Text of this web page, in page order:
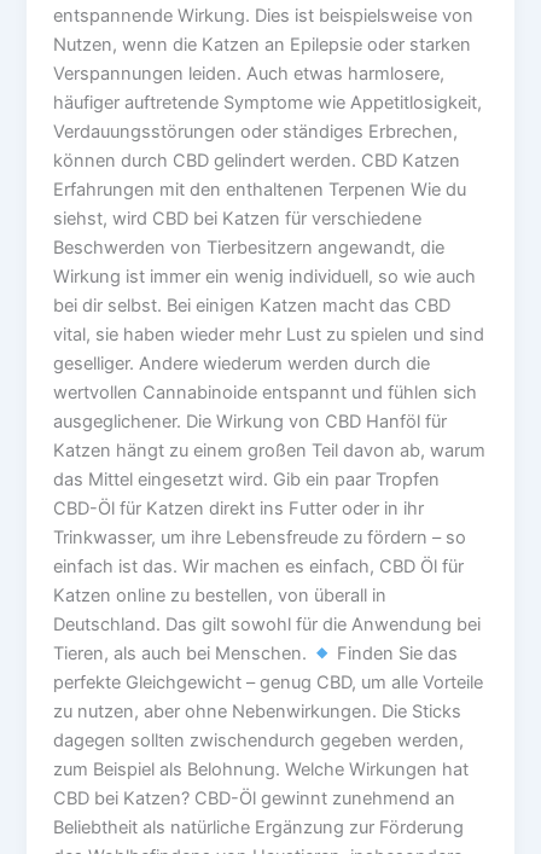
entspannende Wirkung. Dies ist beispielsweise von
Nutzen, wenn die Katzen an Epilepsie oder starken
Verspannungen leiden. Auch etwas harmlosere,
häufiger auftretende Symptome wie Appetitlosigkeit,
Verdauungsstörungen oder ständiges Erbrechen,
können durch CBD gelindert werden. CBD Katzen
Erfahrungen mit den enthaltenen Terpenen Wie du
siehst, wird CBD bei Katzen für verschiedene
Beschwerden von Tierbesitzern angewandt, die
Wirkung ist immer ein wenig individuell, so wie auch
bei dir selbst. Bei einigen Katzen macht das CBD
vital, sie haben wieder mehr Lust zu spielen und sind
geselliger. Andere wiederum werden durch die
wertvollen Cannabinoide entspannt und fühlen sich
ausgeglichener. Die Wirkung von CBD Hanföl für
Katzen hängt zu einem großen Teil davon ab, warum
das Mittel eingesetzt wird. Gib ein paar Tropfen
CBD-Öl für Katzen direkt ins Futter oder in ihr
Trinkwasser, um ihre Lebensfreude zu fördern – so
einfach ist das. Wir machen es einfach, CBD Öl für
Katzen online zu bestellen, von überall in
Deutschland. Das gilt sowohl für die Anwendung bei
Tieren, als auch bei Menschen.
Finden Sie das
perfekte Gleichgewicht – genug CBD, um alle Vorteile
zu nutzen, aber ohne Nebenwirkungen. Die Sticks
dagegen sollten zwischendurch gegeben werden,
zum Beispiel als Belohnung. Welche Wirkungen hat
CBD bei Katzen? CBD-Öl gewinnt zunehmend an
Beliebtheit als natürliche Ergänzung zur Förderung